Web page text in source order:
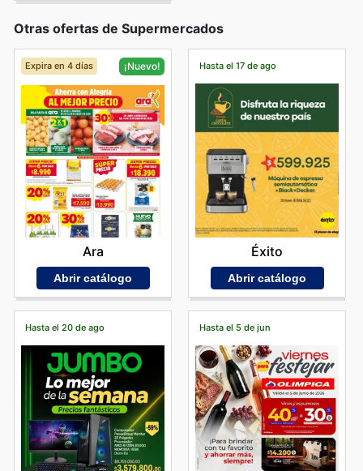
Otras ofertas de Supermercados
Expira en 4 días ¡Nuevo!
Ara
Abrir catálogo
Hasta el 17 de ago
Éxito
Abrir catálogo
Hasta el 20 de ago Hasta el 5 de jun